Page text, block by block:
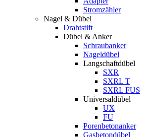
Stromzähler
Nagel & Dübel
Drahtstift
Dübel & Anker
Schraubanker
Nageldübel
Langschaftdübel
SXR
SXRL T
SXRL FUS
Universaldübel
UX
FU
Porenbetonanker
Gasbetondübel